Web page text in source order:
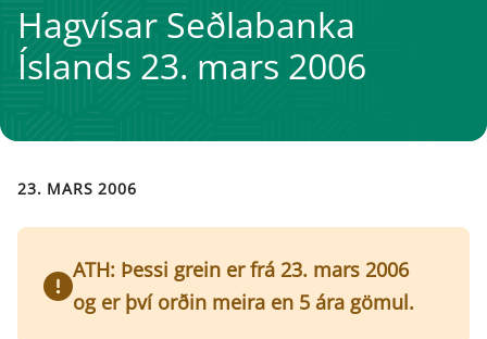
Hag­vís­ar Seðlabanka
Íslands 23. mars 2006
23. MARS 2006
ATH: Þessi grein er frá 23. mars 2006
og er því orðin meira en 5 ára gömul.